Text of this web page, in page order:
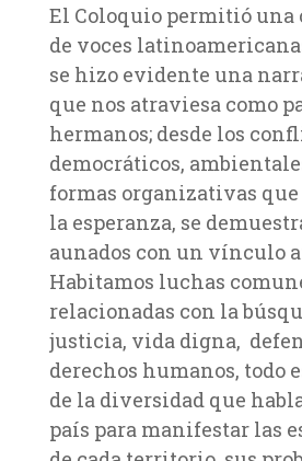
El Coloquio permitió
de voces
se hizo evidente una
que nos atraviesa como
hermanos; desde los
democráticos,
formas organizativas
la esperanza, se
aunados con un vínculo
Habitamos luchas
relacionadas con la
justicia, vida digna,
derechos humanos, todo
de la diversidad que
país para manifestar las